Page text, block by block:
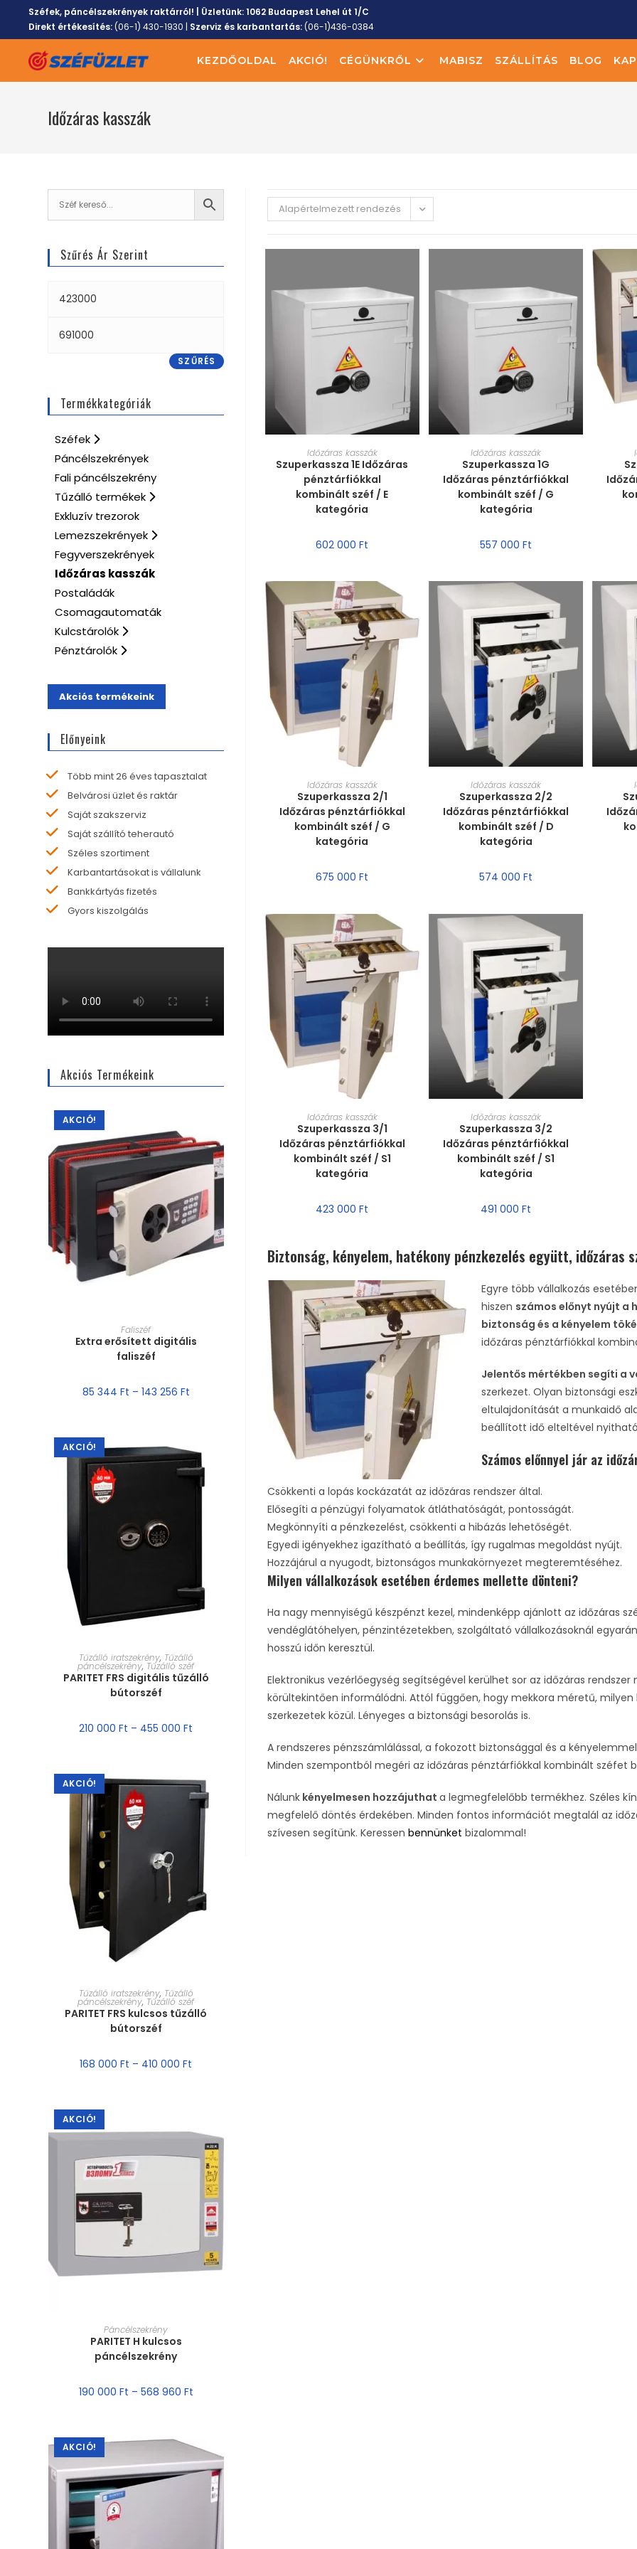
Széfek, páncélszekrények raktárról! | Üzletünk:1062 Budapest Lehel út 1/C
Direkt értékesítés:(06-1) 430-1930 | Szerviz és karbantartás:(06-1)436-0384
KEZDŐOLDAL AKCIÓ! CÉGÜNKRŐL MABISZ SZÁLLÍTÁS BLOG
Időzáras kasszák
Alapértelmezett rendezés
MÉRET VÁLASZTÁSA
Időzáras kasszák
Szuperkassza 1E Időzáras
pénztárfiókkal
kombinált széf / E
kategória
602 000Ft
MÉRET VÁLASZTÁSA
Időzáras kasszák
Szuperkassza 1G
Időzáras pénztárfiókkal
kombinált széf / G
kategória
557 000Ft
MÉRET VÁLASZTÁSA
Időzáras kasszák
Szuperkassza 2/1
Időzáras pénztárfiókkal
kombinált széf / G
kategória
675 000Ft
MÉRET VÁLASZTÁSA
Időzáras kasszák
Szuperkassza 2/2
Időzáras pénztárfiókkal
kombinált széf / D
kategória
574 000Ft
MÉRET VÁLASZTÁSA
Időzáras kasszák
Szuperkassza 3/1
Időzáras pénztárfiókkal
kombinált széf / S1
kategória
423 000Ft
MÉRET VÁLASZTÁSA
Időzáras kasszák
Szuperkassza 3/2
Időzáras pénztárfiókkal
kombinált széf / S1
kategória
491 000Ft
Biztonság, kényelem, hatékony pénzkezelés együtt, időzáras
Egyre több vállalkozás
hiszen számos előnyt nyújt a
biztonság és a kényelem
időzáras pénztárfiókkal
Jelentős mértékben segíti a
szerkezet. Olyan biztonsági
eltulajdonítását a munkaidő
beállított idő elteltével
Számos előnnyel jár az
Csökkenti a lopás kockázatát az időzáras rendszer által.
Elősegíti a pénzügyi folyamatok átláthatóságát, pontosságát.
Megkönnyíti a pénzkezelést, csökkenti a hibázás lehetőségét.
Egyedi igényekhez igazítható a beállítás, így rugalmas megoldást nyújt.
Hozzájárul a nyugodt, biztonságos munkakörnyezet megteremtéséhez.
Milyen vállalkozások esetében érdemes mellette dönteni?
Ha nagy mennyiségű készpénzt kezel, mindenképp ajánlott az időzáras
vendéglátóhelyen, pénzintézetekben, szolgáltató vállalkozásoknál
hosszú időn keresztül.
Elektronikus vezérlőegység segítségével kerülhet sor az időzáras
körültekintően informálódni. Attól függően, hogy mekkora méretű,
szerkezetek közül. Lényeges a biztonsági besorolás is.
A rendszeres pénzszámlálással, a fokozott biztonsággal és a kényelemmel
Minden szempontból megéri az időzáras pénztárfiókkal kombinált széfet
Nálunk kényelmesen hozzájuthata legmegfelelőbb termékhez. Széles
megfelelő döntés érdekében. Minden fontos információt megtalál az
szívesen segítünk. Keressenbennünket bizalommal!
Szűrés Ár Szerint
SZŰRÉS
Termékkategóriák
Széfek
Páncélszekrények
Fali páncélszekrény
Tűzálló termékek
Exkluzív trezorok
Lemezszekrények
Fegyverszekrények
Időzáras kasszák
Postaládák
Csomagautomaták
Kulcstárolók
Pénztárolók
Akciós termékeink
Előnyeink
Több mint 26 éves tapasztalat
Belvárosi üzlet és raktár
Saját szakszerviz
Saját szállító teherautó
Széles szortiment
Karbantartásokat is vállalunk
Bankkártyás fizetés
Gyors kiszolgálás
Akciós Termékeink
AKCIÓ!
MÉRET VÁLASZTÁSA
Faliszéf
Extra erősített digitális
faliszéf
85 344 Ft – 143 256 Ft
AKCIÓ!
MÉRET VÁLASZTÁSA
Tűzálló iratszekrény, Tűzálló
páncélszekrény, Tűzálló széf
PARITET FRS digitális tűzálló
bútorszéf
210 000Ft – 455 000Ft
AKCIÓ!
MÉRET VÁLASZTÁSA
Tűzálló iratszekrény, Tűzálló
páncélszekrény, Tűzálló széf
PARITET FRS kulcsos tűzálló
bútorszéf
168 000Ft – 410 000Ft
AKCIÓ!
MÉRET VÁLASZTÁSA
Páncélszekrény
PARITET H kulcsos
páncélszekrény
190 000 Ft – 568 960 Ft
AKCIÓ!